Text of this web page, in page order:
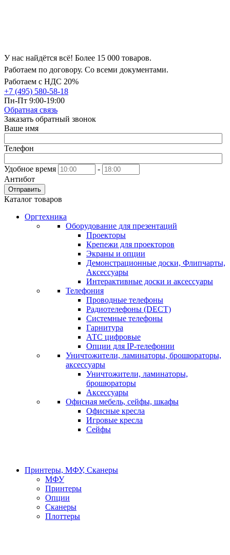
У нас найдётся всё! Более 15 000 товаров.
Работаем по договору. Со всеми документами.
Работаем с НДС 20%
+7 (495) 580-58-18
Пн-Пт 9:00-19:00
Обратная связь
Заказать обратный звонок
Ваше имя
Телефон
Удобное время
-
Антибот
Отправить
Каталог товаров
Оргтехника
Оборудование для презентаций
Проекторы
Крепежи для проекторов
Экраны и опции
Демонстрационные доски, Флипчарты,
Аксессуары
Интерактивные доски и аксессуары
Телефония
Проводные телефоны
Радиотелефоны (DECT)
Системные телефоны
Гарнитура
АТС цифровые
Опции для IP-телефонии
Уничтожители, ламинаторы, брошюраторы,
аксессуары
Уничтожители, ламинаторы,
брошюраторы
Аксессуары
Офисная мебель, сейфы, шкафы
Офисные кресла
Игровые кресла
Сейфы
Принтеры, МФУ, Сканеры
МФУ
Принтеры
Опции
Сканеры
Плоттеры